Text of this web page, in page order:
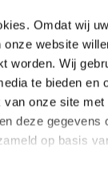
Omdat wij
website
worden. Wij
te bieden en
onze site met
deze gegevens
op basis